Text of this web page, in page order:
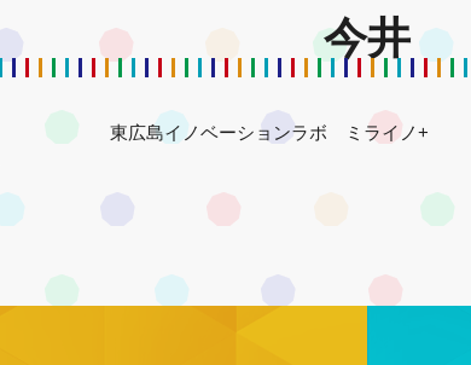
今井
東広島イノベーションラボ ミライノ+